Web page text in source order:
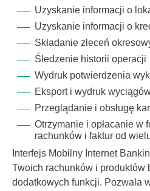
Uzyskanie informacji o
Uzyskanie informacji o
Składanie zleceń
Śledzenie historii operacji
Wydruk potwierdzenia
Eksport i wydruk
Przeglądanie i obsługę
Otrzymanie i opłacanie w
rachunków i faktur od
Interfejs Mobilny Internet
Twoich rachunków i produktów
dodatkowych funkcji. Pozwala